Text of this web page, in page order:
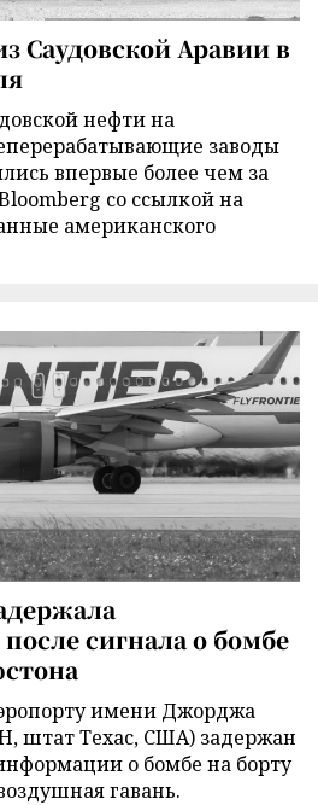
Саудовской Аравии в
нефти на
заводы
впервые более чем за
со ссылкой на
американского
сигнала о бомбе
имени Джорджа
штат Техас, США) задержан
о бомбе на борту
гавань.